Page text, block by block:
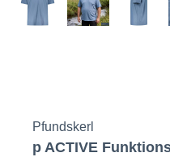
Pfundskerl
p ACTIVE